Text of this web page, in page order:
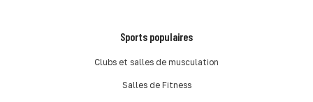
Sports populaires
Clubs et salles de musculation
Salles de Fitness